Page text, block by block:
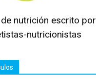
nutrición escrito por
nutricionistas